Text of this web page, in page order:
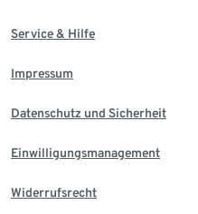
Service & Hilfe
Impressum
Datenschutz und Sicherheit
Einwilligungsmanagement
Widerrufsrecht